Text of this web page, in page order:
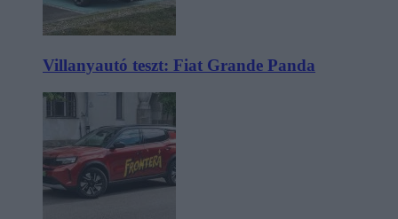
Villanyautó teszt: Fiat Grande Panda